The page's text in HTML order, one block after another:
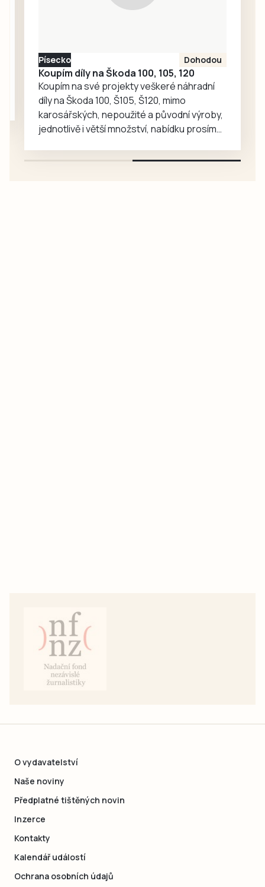
Písecko Dohodou
Koupím díly na Škoda 100, 105, 120
Koupím na své projekty veškeré náhradní
díly na Škoda 100, Š105, Š120, mimo
karosářských, nepoužité a původní výroby,
jednotlivě i větší množství, nabídku prosím
O vydavatelství
Naše noviny
Předplatné tištěných novin
Inzerce
Kontakty
Kalendář událostí
Ochrana osobních údajů